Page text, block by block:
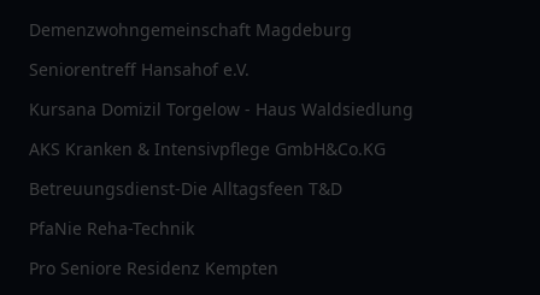
Demenzwohngemeinschaft Magdeburg
Seniorentreff Hansahof e.V.
Kursana Domizil Torgelow - Haus Waldsiedlung
AKS Kranken & Intensivpflege GmbH&Co.KG
Betreuungsdienst-Die Alltagsfeen T&D
PfaNie Reha-Technik
Pro Seniore Residenz Kempten